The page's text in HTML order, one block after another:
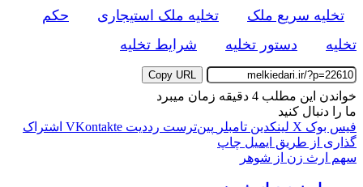
تخلیه سریع ملک
تخلیه ملک استیجاری
حکم
تخلیه
دستور تخلیه شرایط تخلیه
Copy URL
خواندن این مطلب 4 دقیقه زمان میبرد
ما را دنبال کنید
فیس بوک X لینکدین ‫تامبلر ‫پین‌ترست ‫رددیت ‫VKontakte اشتراک
گذاری از طریق ایمیل چاپ
سهم ارث زن از شوهر